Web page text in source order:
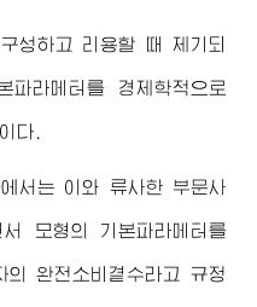
성하고 리용할 때 제기되
라메터를 경제학적으로
다.
서는 이와 류사한 부문사
모형의 기본파라메터를
완전소비곁수라고 규정